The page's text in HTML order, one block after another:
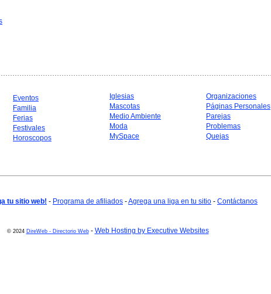
Eventos
Familia
Ferias
Festivales
Horoscopos
Iglesias
Mascotas
Medio Ambiente
Moda
MySpace
Organizaciones
Páginas Personales
Parejas
Problemas
Quejas
tu sitio web! - Programa de afiliados -Agrega una liga en tu sitio - Contáctanos
© 2024 DireWeb - Directorio Web- Web Hosting by Executive Websites